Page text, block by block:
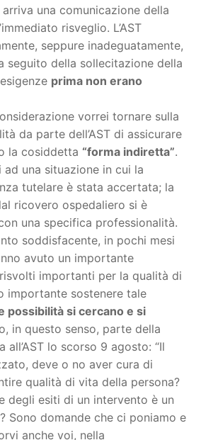
una comunicazione della
risveglio. L’AST
seppure inadeguatamente,
seguito della sollecitazione della
prima non erano
vorrei tornare sulla
da parte dell’AST di assicurare
la cosiddetta “forma indiretta”.
una situazione in cui la
tutelare è stata accertata; la
ricovero ospedaliero si è
una specifica professionalità.
soddisfacente, in pochi mesi
avuto un importante
importanti per la qualità di
importante sostenere tale
possibilità si cercano e si
in questo senso, parte della
lo scorso 9 agosto: “Il
deve o no aver cura di
qualità di vita della persona?
degli esiti di un intervento è un
Sono domande che ci poniamo e
anche voi, nella